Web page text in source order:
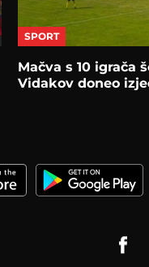
SPORT
Mačva s 10 igrača
Vidakov doneo